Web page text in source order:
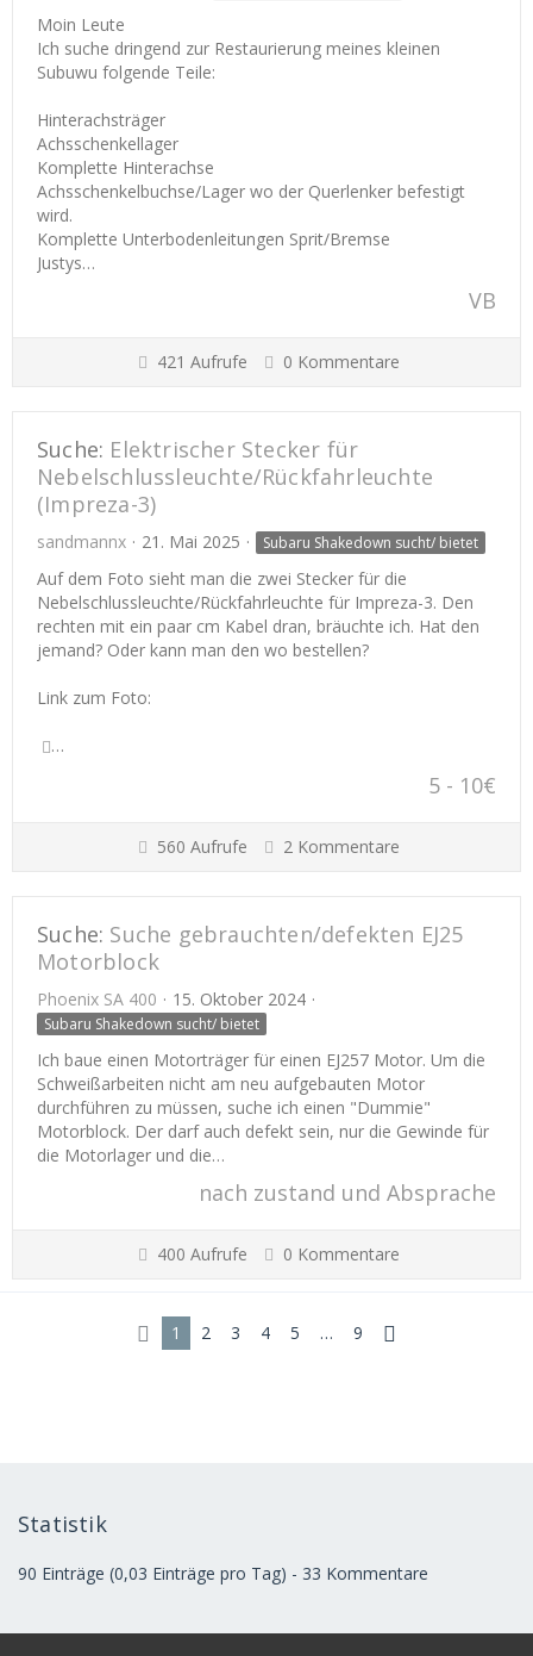
Moin Leute
Ich suche dringend zur Restaurierung meines kleinen
Subuwu folgende Teile:
Hinterachsträger
Achsschenkellager
Komplette Hinterachse
Achsschenkelbuchse/Lager wo der Querlenker befestigt
wird.
Komplette Unterbodenleitungen Sprit/Bremse
Justys…
VB
421 Aufrufe 0 Kommentare
Suche: Elektrischer Stecker für
Nebelschlussleuchte/Rückfahrleuchte
(Impreza-3)
sandmannx 21. Mai 2025 Subaru Shakedown sucht/ bietet
Auf dem Foto sieht man die zwei Stecker für die
Nebelschlussleuchte/Rückfahrleuchte für Impreza-3. Den
rechten mit ein paar cm Kabel dran, bräuchte ich. Hat den
jemand? Oder kann man den wo bestellen?
Link zum Foto:
…
5 - 10€
560 Aufrufe 2 Kommentare
Suche: Suche gebrauchten/defekten EJ25
Motorblock
Phoenix SA 400 15. Oktober 2024
Subaru Shakedown sucht/ bietet
Ich baue einen Motorträger für einen EJ257 Motor. Um die
Schweißarbeiten nicht am neu aufgebauten Motor
durchführen zu müssen, suche ich einen "Dummie"
Motorblock. Der darf auch defekt sein, nur die Gewinde für
die Motorlager und die…
nach zustand und Absprache
400 Aufrufe 0 Kommentare
1 2 3 4 5 … 9
Statistik
90 Einträge (0,03 Einträge pro Tag) - 33 Kommentare